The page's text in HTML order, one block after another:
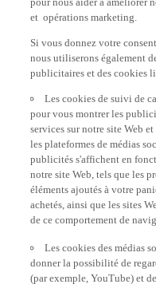
et opérations marketing.
Si vous donnez votre
nous utiliserons également
publicitaires et des cookies
Les cookies de suivi de
pour vous montrer les
services sur notre site Web
les plateformes de médias
publicités s'affichent en
notre site Web, tels que les
éléments ajoutés à votre
achetés, ainsi que les sites
de ce comportement de
Les cookies des médias
donner la possibilité de
(par exemple, YouTube) et